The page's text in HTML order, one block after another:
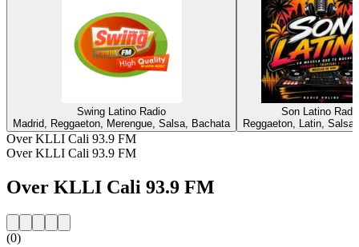
Swing Latino Radio
Madrid, Reggaeton, Merengue, Salsa, Bachata
Son Latino
Reggaeton, Latin,
Over KLLI Cali 93.9 FM
Over KLLI Cali 93.9 FM
Over KLLI Cali 93.9 FM
(0)